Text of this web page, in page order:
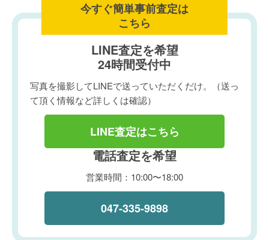
今すぐ簡単事前査定は
こちら
LINE査定を希望
24時間受付中
写真を撮影してLINEで送っていただくだけ。（送っ
て頂く情報など詳しくは確認）
LINE査定はこちら
電話査定を希望
営業時間：10:00〜18:00
047-335-9898